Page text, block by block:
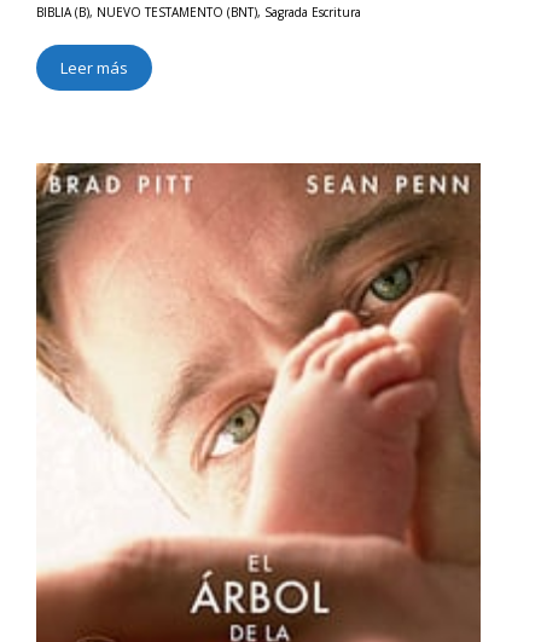
BIBLIA (B), NUEVO TESTAMENTO (BNT), Sagrada Escritura
Leer más